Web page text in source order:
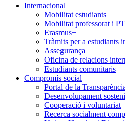
Internacional
Mobilitat estudiants
Mobilitat professorat i
Erasmus+
Tràmits per a estudiants
Assegurança
Oficina de relacions
Estudiants comunitaris
Compromís social
Portal de la
Desenvolupament
Cooperació i voluntariat
Recerca socialment